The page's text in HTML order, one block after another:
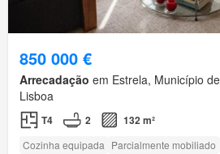
850 000 €
Arrecadação em Estrela, Município
Lisboa
T4 2 132 m²
Cozinha equipada Parcialmente mobiliado